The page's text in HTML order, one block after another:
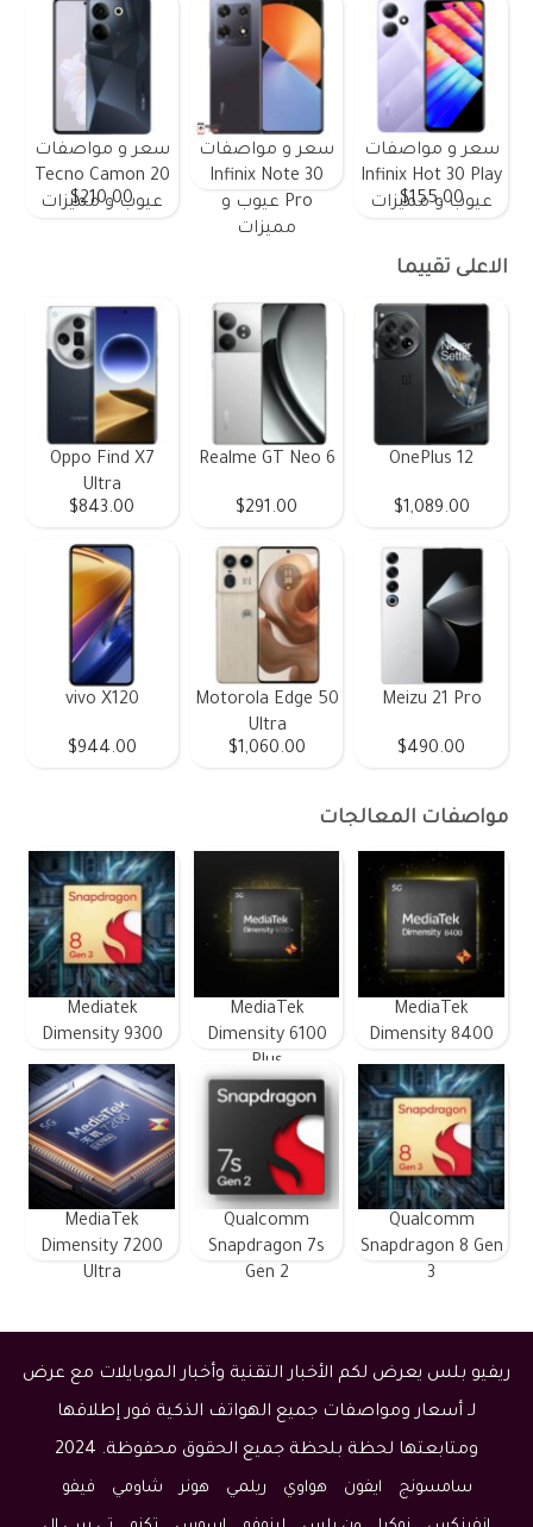
سعر و مواصفات
Infinix Hot 30 Play
عيوب و مميزات
$155.00
سعر و مواصفات
Infinix Note 30
Pro عيوب و
مميزات
سعر و مواصفات
Tecno Camon 20
عيوب و مميزات
$210.00
الاعلى تقييما
OnePlus 12
$1,089.00
Realme GT Neo 6
$291.00
Oppo Find X7
Ultra
$843.00
Meizu 21 Pro
$490.00
Motorola Edge 50
Ultra
$1,060.00
vivo X120
$944.00
مواصفات المعالجات
MediaTek
Dimensity 8400
MediaTek
Dimensity 6100
Plus
Mediatek
Dimensity 9300
Qualcomm
Snapdragon 8 Gen
3
Qualcomm
Snapdragon 7s
Gen 2
MediaTek
Dimensity 7200
Ultra
ريفيو بلس يعرض لكم الأخبار التقنية وأخبار الموبايلات مع عرض
لـ أسعار ومواصفات جميع الهواتف الذكية فور إطلاقها
ومتابعتها لحظة بلحظة جميع الحقوق محفوظة. 2024
سامسونج ايفون هواوي ريلمي هونر شاومي فيفو